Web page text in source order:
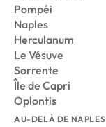
Pompéi
Naples
Herculanum
Le Vésuve
Sorrente
Île de Capri
Oplontis
AU-DELÀ DE NAPLES